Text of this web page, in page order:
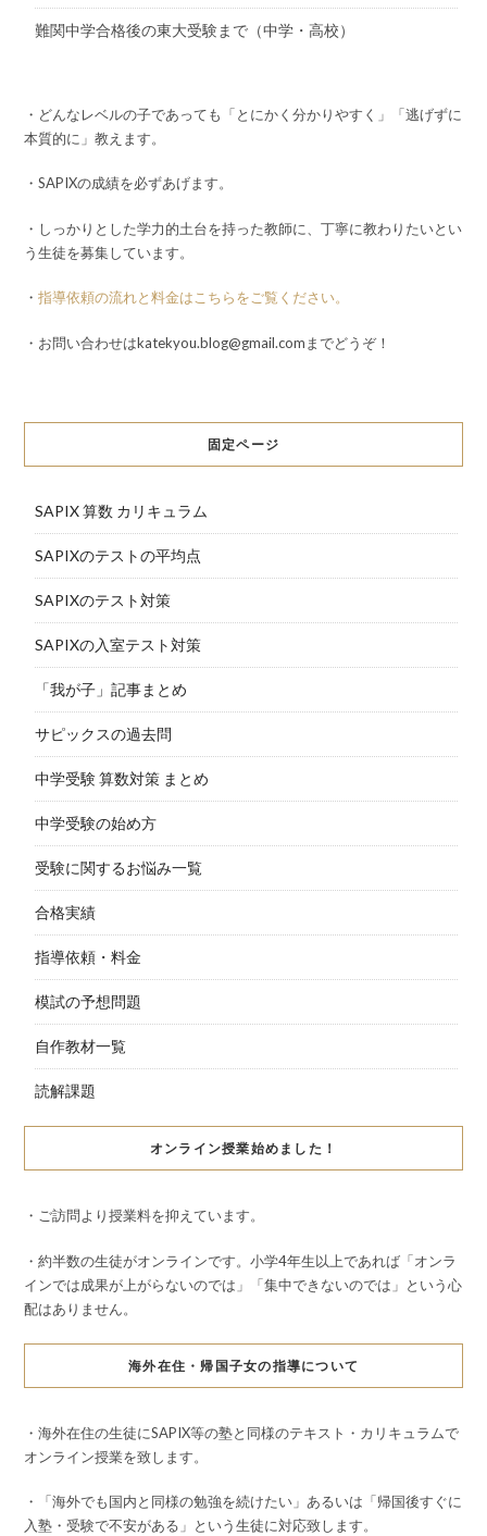
難関中学合格後の東大受験まで（中学・高校）
・どんなレベルの子であっても「とにかく分かりやすく」「逃げずに
本質的に」教えます。
・SAPIXの成績を必ずあげます。
・しっかりとした学力的土台を持った教師に、丁寧に教わりたいとい
う生徒を募集しています。
・ 指導依頼の流れと料金はこちらをご覧ください。
・お問い合わせはkatekyou.blog@gmail.comまでどうぞ！
固定ページ
SAPIX 算数 カリキュラム
SAPIXのテストの平均点
SAPIXのテスト対策
SAPIXの入室テスト対策
「我が子」記事まとめ
サピックスの過去問
中学受験 算数対策 まとめ
中学受験の始め方
受験に関するお悩み一覧
合格実績
指導依頼・料金
模試の予想問題
自作教材一覧
読解課題
オンライン授業始めました！
・ご訪問より授業料を抑えています。
・約半数の生徒がオンラインです。小学4年生以上であれば「オンラ
インでは成果が上がらないのでは」「集中できないのでは」という心
配はありません。
海外在住・帰国子女の指導について
・海外在住の生徒にSAPIX等の塾と同様のテキスト・カリキュラムで
オンライン授業を致します。
・「海外でも国内と同様の勉強を続けたい」あるいは「帰国後すぐに
入塾・受験で不安がある」という生徒に対応致します。